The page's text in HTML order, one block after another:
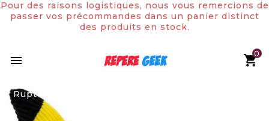

Pour des raisons logistiques, nous vous remercions de
passer vos précommandes dans un panier distinct
des produits en stock.
0
Rupture de stock